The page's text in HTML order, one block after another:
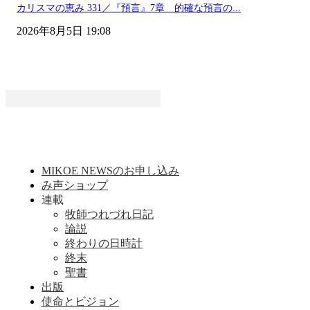
カリスマの恵み 331／『預言』7章 的確な預言の...
2026年8月5日 19:08
MIKOE NEWSのお申し込み
み声ショップ
連載
牧師つれづれ日記
論説
終わりの日時計
終末
聖書
出版
使命とビジョン